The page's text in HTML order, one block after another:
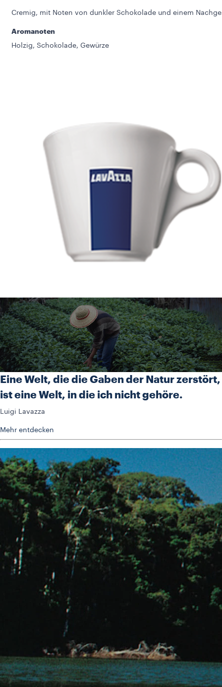
Cremig, mit Noten von dunkler Schokolade und einem
Aromanoten
Holzig, Schokolade, Gewürze
Eine Welt, die die Gaben der Natur zerstört,
ist eine Welt, in die ich nicht gehöre.
Luigi Lavazza
Mehr entdecken